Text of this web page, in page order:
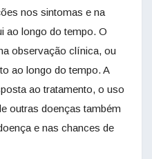
nos sintomas e na
ao longo do tempo. O
observação clínica, ou
ao longo do tempo. A
ao tratamento, o uso
outras doenças também
e nas chances de